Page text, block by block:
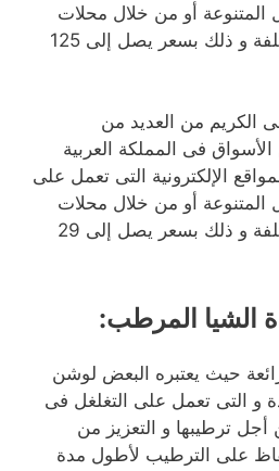
أو من خلال محلات
بيع المستحضرات المختلفة و ذلك بسعر يصل إلى 125
الكريم من العديد من
فى المملكة العربية
الإلكترونية التى تعمل على
أو من خلال محلات
بيع المستحضرات المختلفة و ذلك بسعر يصل إلى 29
الشيا المرطب:
حيث يعتبره البعض لوشن
و التى تعمل على التغلغل فى
ترطيبها و التعزيز من
على الترطيب لأطول مدة